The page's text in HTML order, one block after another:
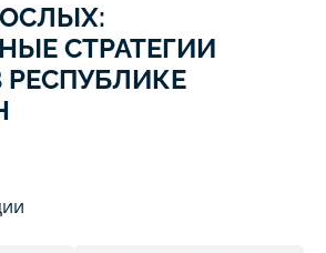
СТРАТЕГИИ
РЕСПУБЛИКЕ